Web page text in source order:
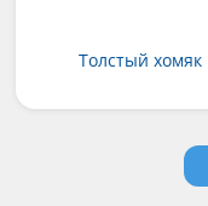
Толстый хомяк